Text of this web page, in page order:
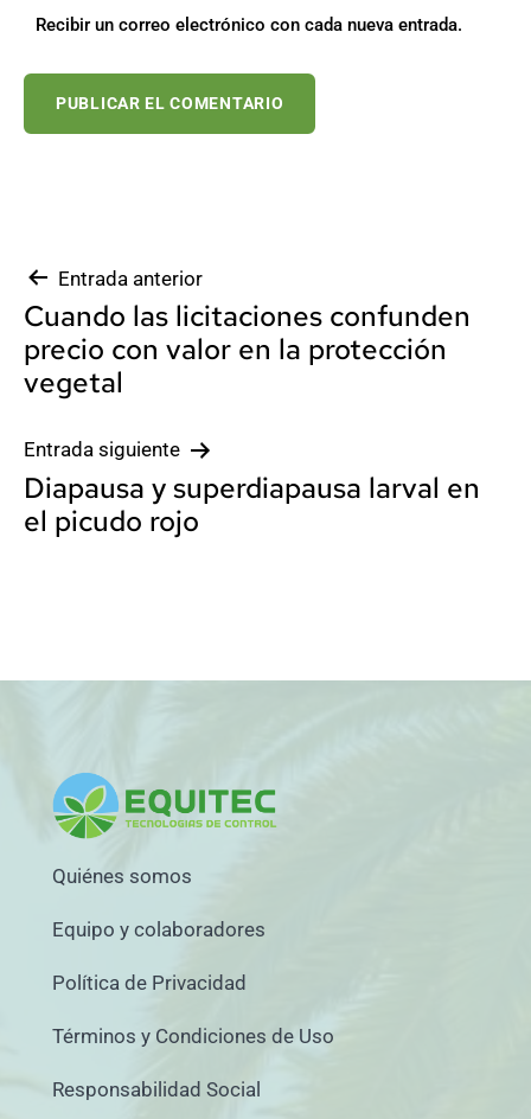
Recibir un correo electrónico con cada nueva entrada.
Navegación
de
entradas
Entrada anterior
Cuando las licitaciones confunden
precio con valor en la protección
vegetal
Entrada siguiente
Diapausa y superdiapausa larval en
el picudo rojo
Quiénes somos
Equipo y colaboradores
Política de Privacidad
Términos y Condiciones de Uso
Responsabilidad Social